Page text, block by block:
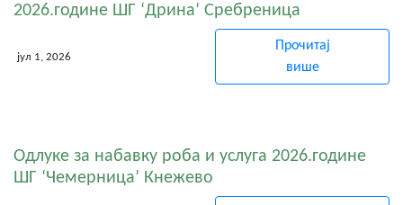
2026.године ШГ ‘Дрина’ Сребреница
јул 1, 2026
Прочитај
више
Одлуке за набавку роба и услуга 2026.године
ШГ ‘Чемерница’ Кнежево